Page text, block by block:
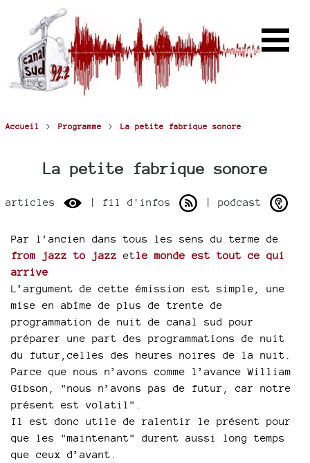
Accueil > Programme > La petite fabrique sonore
La petite fabrique sonore
articles | fil d'infos | podcast
Par l’ancien dans tous les sens du terme de
from jazz to jazz etle monde est tout ce qui
arrive
L’argument de cette émission est simple, une
mise en abîme de plus de trente de
programmation de nuit de canal sud pour
préparer une part des programmations de nuit
du futur,celles des heures noires de la nuit.
Parce que nous n’avons comme l’avance William
Gibson, "nous n’avons pas de futur, car notre
présent est volatil".
Il est donc utile de ralentir le présent pour
que les "maintenant" durent aussi long temps
que ceux d’avant.